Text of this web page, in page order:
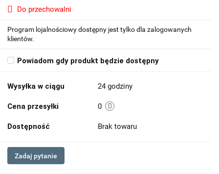
Do przechowalni
Program lojalnościowy dostępny jest tylko dla zalogowanych
klientów.
Powiadom gdy produkt będzie dostępny
Wysyłka w ciągu 24 godziny
Cena przesyłki 0
Dostępność Brak towaru
Zadaj pytanie